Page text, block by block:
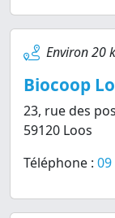
Environ 20
Biocoop
23, rue des
59120 Loos
Téléphone : 09